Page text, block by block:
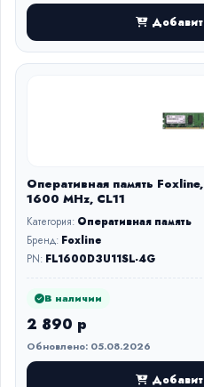
Оперативная память
1600 MHz, CL11
Категория: Оперативная память
Бренд: Foxline
PN: FL1600D3U11SL-4G
В наличии
2 890 р
Обновлено: 05.08.2026